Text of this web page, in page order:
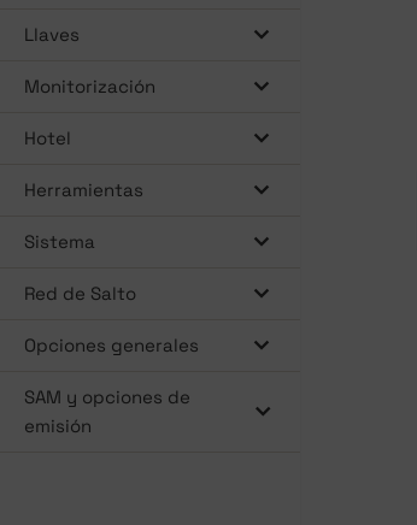
Llaves
Monitorización
Hotel
Herramientas
Sistema
Red de Salto
Opciones generales
SAM y opciones de
emisión